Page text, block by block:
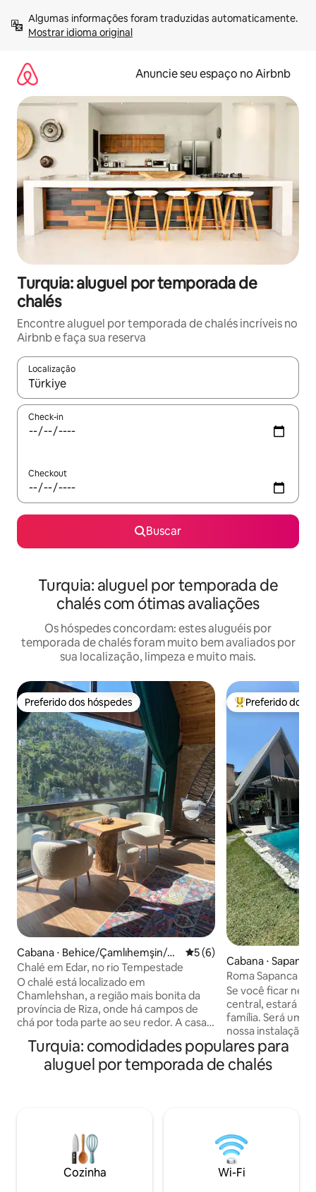
para
Mostrar idioma original
Anuncie seu espaço no Airbnb
Turquia: aluguel por temporada de
chalés
Encontre aluguel por temporada de chalés incríveis no
Airbnb e faça sua reserva
Localização
Quando os resultados estiverem disponíveis, explore-os
Check-in
Checkout
Buscar
Turquia: aluguel por temporada de
chalés com ótimas avaliações
Os hóspedes concordam: estes aluguéis por
temporada de chalés foram muito bem avaliados por
sua localização, limpeza e muito mais.
Preferido dos hóspedes
Preferido dos hóspedes
Cabana ⋅ Behice/Çamlıhemşin/Ri
ze,
5 de uma avaliação média
5 (6)
Chalé em Edar, no rio Tempestade
O chalé está localizado em
Chamlehshan, a região mais bonita da
província de Riza, onde há campos de
chá por toda parte ao seu redor. A casa
e fica a 1,2 km da rua principal. É
composta por dois andares e pode
acomodar 3-4 pessoas. O primeiro andar
lugar confortável para ficar. O café da
manhã para dois custa $ 30 Todos os
hóspedes devem fornecer cópias de
Entre os
Preferido dos
Cabana ⋅ Sapanca
Roma Sapanca
Se você ficar
central, estará
família. Será um
nossa instalação
pessoas, que
espírito para
Principais
café da manhã
barbecue -2+1
pessoas Observação importante: NÃO
aceitamos
Turquia: comodidades populares para
aluguel por temporada de chalés
Cozinha Wi-Fi